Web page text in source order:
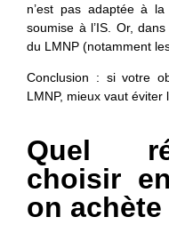
n’est pas adaptée à
soumise à l’IS. Or,
du LMNP (notamment
Conclusion : si votre
LMNP, mieux vaut éviter
Quel
choisir
on